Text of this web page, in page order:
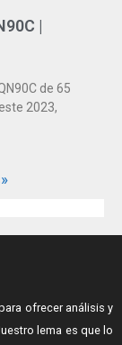
|
de 65
2023,
ofrecer análisis y
lema es que lo